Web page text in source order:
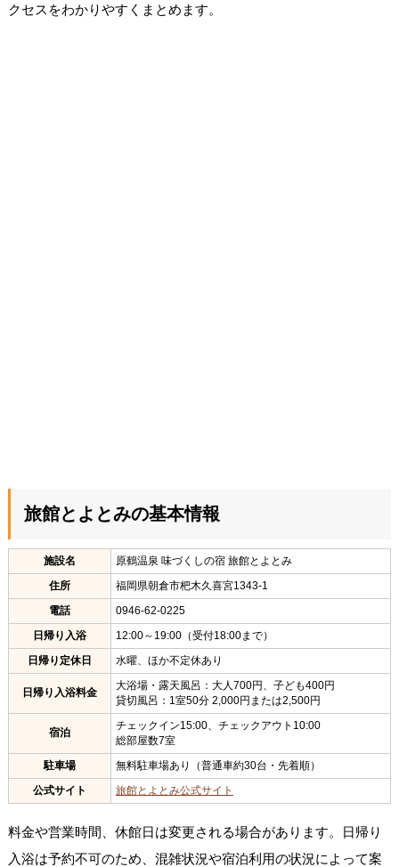
クセスをわかりやすくまとめます。
旅館とよとみの基本情報
施設名
原鶴温泉 味づくしの宿 旅館とよとみ
住所
福岡県朝倉市杷木久喜宮1343-1
電話
0946-62-0225
日帰り入浴
12:00～19:00（受付18:00まで）
日帰り定休日
水曜、ほか不定休あり
日帰り入浴料金
大浴場・露天風呂：大人700円、子ども400円
貸切風呂：1室50分 2,000円または2,500円
宿泊
チェックイン15:00、チェックアウト10:00
総部屋数7室
駐車場
無料駐車場あり（普通車約30台・先着順）
公式サイト
旅館とよとみ公式サイト
料金や営業時間、休館日は変更される場合があります。日帰り
入浴は予約不可のため、混雑状況や宿泊利用の状況によって案